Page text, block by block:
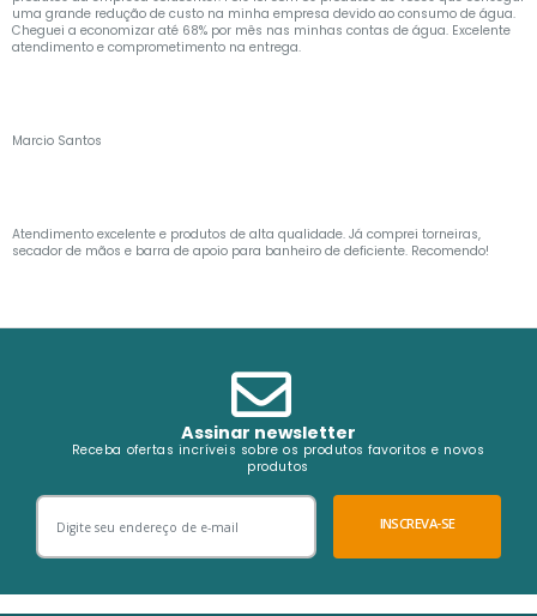
uma grande redução de custo na minha empresa devido ao consumo de água.
Cheguei a economizar até 68% por mês nas minhas contas de água. Excelente
atendimento e comprometimento na entrega.
Marcio Santos
Atendimento excelente e produtos de alta qualidade. Já comprei torneiras,
secador de mãos e barra de apoio para banheiro de deficiente. Recomendo!
Assinar newsletter
Receba ofertas incríveis sobre os produtos favoritos e novos
produtos
INSCREVA-SE